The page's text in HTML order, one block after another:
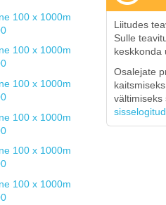
Liitudes
Sulle
keskkonda
Osalejate
vältimiseks
sisselogitud